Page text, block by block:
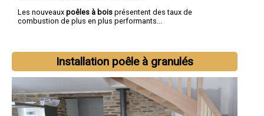
Les nouveaux poêles à bois présentent des taux de
combustion de plus en plus performants...
Installation poêle à granulés